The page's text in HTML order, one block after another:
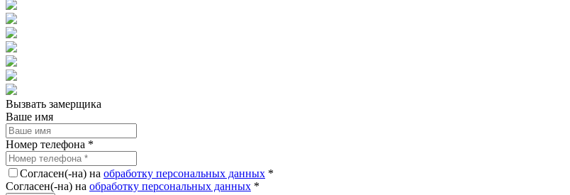
Вызвать замерщика
Ваше имя
Номер телефона *
Согласен(-на) на обработку персональных данных *
Согласен(-на) на обработку персональных данных *